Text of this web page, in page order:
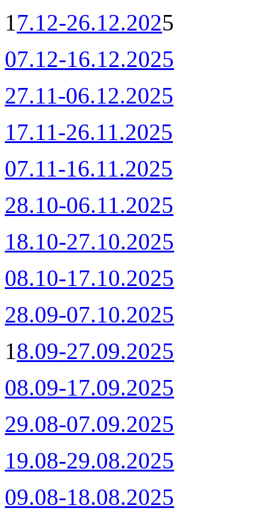
17.12-26.12.2025
07.12-16.12.2025
27.11-06.12.2025
17.11-26.11.2025
07.11-16.11.2025
28.10-06.11.2025
18.10-27.10.2025
08.10-17.10.2025
28.09-07.10.2025
18.09-27.09.2025
08.09-17.09.2025
29.08-07.09.2025
19.08-29.08.2025
09.08-18.08.2025